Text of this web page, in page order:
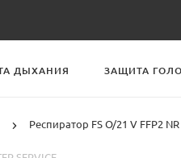
ДЫХАНИЯ ЗАЩИТА
Респиратор FS O/21 V FFP2 NR